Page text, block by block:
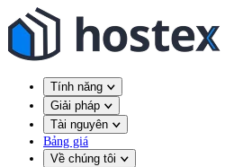
Tính năng
Giải pháp
Tài nguyên
Bảng giá
Về chúng tôi